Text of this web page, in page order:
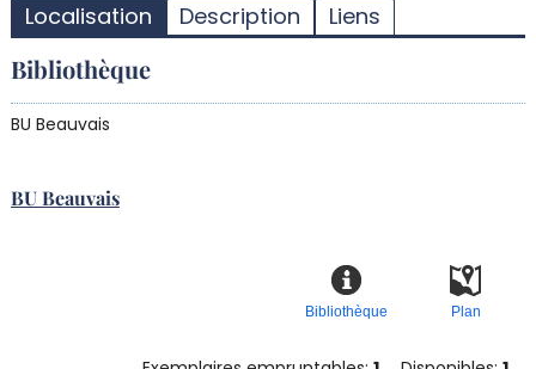
Localisation Description Liens
Bibliothèque
BU Beauvais
BU Beauvais
Plan
Bibliothèque